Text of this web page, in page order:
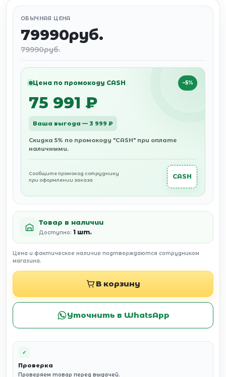
ОБЫЧНАЯ ЦЕНА
79990руб.
79990руб.
Цена по промокоду CASH −5%
75 991 ₽
Ваша выгода — 3 999 ₽
Скидка 5% по промокоду "CASH" при оплате
наличными.
Сообщите промокод сотруднику
при оформлении заказа
CASH
Товар в наличии
Доступно: 1 шт.
Цена и фактическое наличие подтверждаются сотрудником
магазина.
В корзину
Уточнить в WhatsApp
✓
Проверка
Проверяем товар перед выдачей.